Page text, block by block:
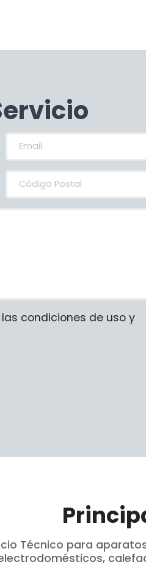
las condiciones de uso y
Técnico para